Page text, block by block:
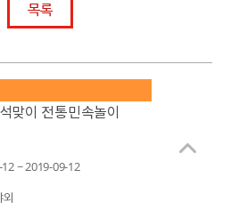
목록
맞이 전통민속놀이
~ 2019-09-12